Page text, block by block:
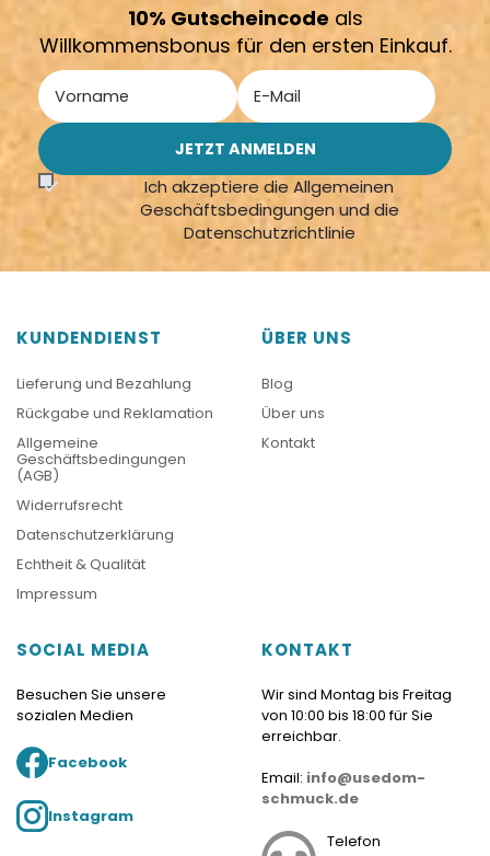
10% Gutscheincodeals
Willkommensbonus für den ersten Einkauf.
Ich akzeptiere die Allgemeinen
Geschäftsbedingungen und die
Datenschutzrichtlinie
KUNDENDIENST
Lieferung und Bezahlung
Rückgabe und Reklamation
Allgemeine
Geschäftsbedingungen
(AGB)
Widerrufsrecht
Datenschutzerklärung
Echtheit & Qualität
Impressum
ÜBER UNS
Blog
Über uns
Kontakt
SOCIAL MEDIA
Besuchen Sie unsere
sozialen Medien
Facebook
Instagram
KONTAKT
Wir sind Montag bis Freitag
von 10:00 bis 18:00 für Sie
erreichbar.
Email: info@usedom-
schmuck.de
Telefon